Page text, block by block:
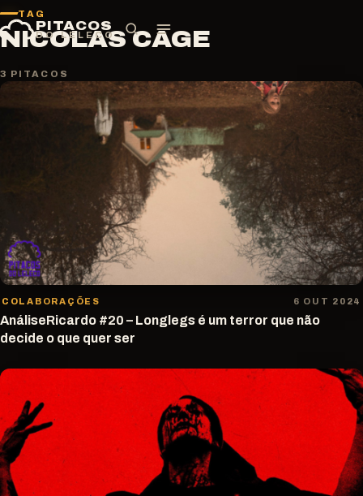
Pular
para
o
conteúdo
PITACOS
DO LELECO
TAG
NICOLAS CAGE
3 PITACOS
COLABORAÇÕES 6 OUT 2024
AnáliseRicardo #20 – Longlegs é um terror que não
decide o que quer ser